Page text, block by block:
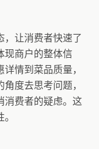
，让消费者快速了
现商户的整体信
情到菜品质量，
度去思考问题，
消费者的疑虑。这